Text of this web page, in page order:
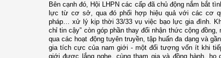
Bên cạnh đó, Hội LHPN các cấp đã chủ động nắm bắt
lực từ cơ sở, qua đó phối hợp hiệu quả với các cơ
pháp… xử lý kịp thời 33/33 vụ việc bạo lực gia đình.
chỉ tin cậy” còn góp phần thay đổi nhận thức cộng
qua các hoạt động tuyên truyền, tập huấn đa dạng và
gia tích cực của nam giới - một đối tượng vốn ít khi
giới được lắng nghe, cùng tham gia và đồng hành,